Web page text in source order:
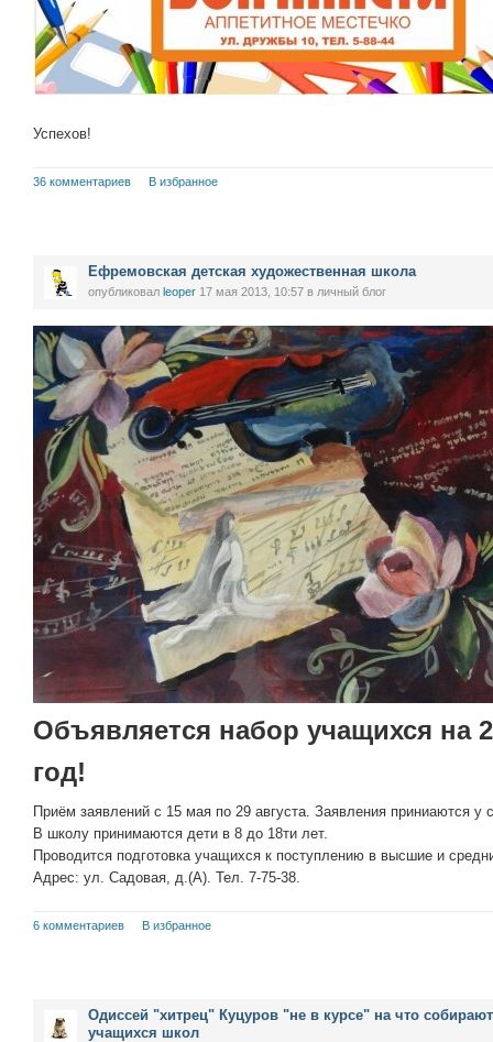
Успехов!
36 комментариев В избранное
Ефремовская детская художественная школа
опубликовал leoper 17 мая 2013, 10:57 в личный блог
Объявляется набор учащихся на
год!
Приём заявлений с 15 мая по 29 августа. Заявления приниаются у
В школу принимаются дети в 8 до 18ти лет.
Проводится подготовка учащихся к поступлению в высшие и
Адрес: ул. Садовая, д.(А). Тел. 7-75-38.
6 комментариев В избранное
Одиссей "хитрец" Куцуров "не в курсе" на что
учащихся школ